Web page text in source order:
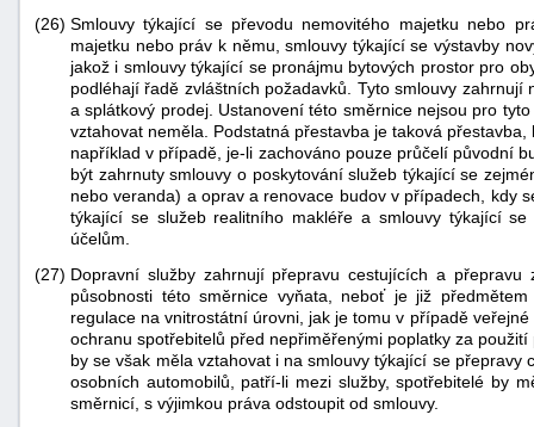
(26) Smlouvy týkající se převodu nemovitého majetku nebo
majetku nebo práv k němu, smlouvy týkající se výstavby
jakož i smlouvy týkající se pronájmu bytových prostor pro
podléhají řadě zvláštních požadavků. Tyto smlouvy
a splátkový prodej. Ustanovení této směrnice nejsou pro
vztahovat neměla. Podstatná přestavba je taková
například v případě, je-li zachováno pouze průčelí původní
být zahrnuty smlouvy o poskytování služeb týkající se
nebo veranda) a oprav a renovace budov v případech, kdy
týkající se služeb realitního makléře a smlouvy týkající
účelům.
(27) Dopravní služby zahrnují přepravu cestujících a
působnosti této směrnice vyňata, neboť je již
regulace na vnitrostátní úrovni, jak je tomu v případě
ochranu spotřebitelů před nepřiměřenými poplatky za
by se však měla vztahovat i na smlouvy týkající se
osobních automobilů, patří-li mezi služby, spotřebitelé by
směrnicí, s výjimkou práva odstoupit od smlouvy.